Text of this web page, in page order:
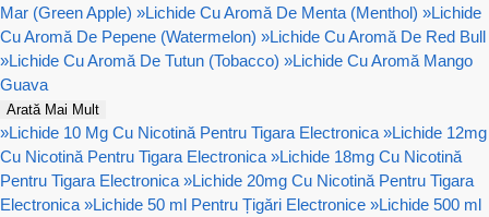
Mar (Green Apple) »Lichide Cu Aromă De Menta (Menthol) »Lichide
Cu Aromă De Pepene (Watermelon) »Lichide Cu Aromă De Red Bull
»Lichide Cu Aromă De Tutun (Tobacco) »Lichide Cu Aromă Mango
Guava
Arată Mai Mult
»Lichide 10 Mg Cu Nicotină Pentru Tigara Electronica »Lichide 12mg
Cu Nicotină Pentru Tigara Electronica »Lichide 18mg Cu Nicotină
Pentru Tigara Electronica »Lichide 20mg Cu Nicotină Pentru Tigara
Electronica »Lichide 50 ml Pentru Țigări Electronice »Lichide 500 ml